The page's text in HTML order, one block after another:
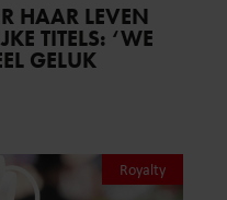
HAAR LEVEN
TITELS: ‘WE
GELUK
Royalty